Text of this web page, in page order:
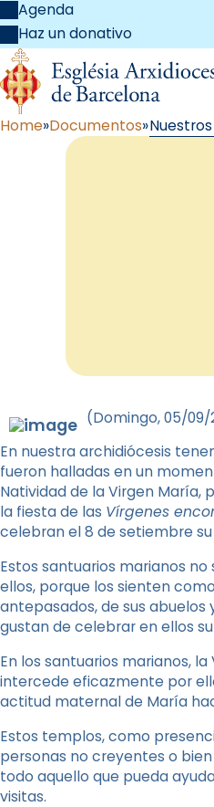
Agenda
Haz un donativo
Home Documentos
(Domingo, 05/09/
En nuestra archidiócesis
fueron halladas en un
Natividad de la Virgen
la fiesta de las Vírgenes
celebran el 8 de setiembre
Estos santuarios marianos
ellos, porque los sienten
antepasados, de sus abuelos
gustan de celebrar en ellos
En los santuarios marianos,
intercede eficazmente por
actitud maternal de María
Estos templos, como
personas no creyentes o
todo aquello que pueda
visitas.